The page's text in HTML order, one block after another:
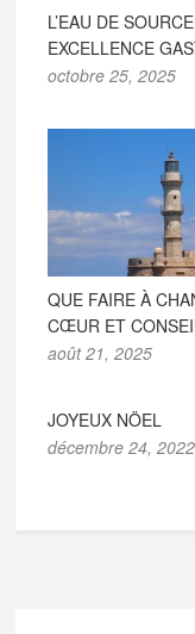
L’EAU DE
EXCELLENCE
octobre 25, 2025
QUE FAIRE À
CŒUR ET
août 21, 2025
JOYEUX NÖEL
décembre 24, 2022